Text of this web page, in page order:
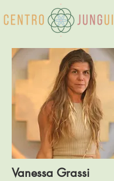
Vanessa Grassi